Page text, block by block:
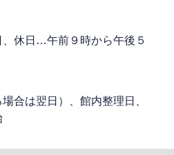
休日…午前９時から午後５
合は翌日）、館内整理日、